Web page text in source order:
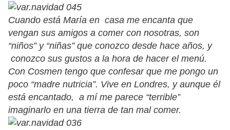
Cuando está María en casa me encanta que
vengan sus amigos a comer con nosotras, son
“niños” y “niñas” que conozco desde hace años, y
conozco sus gustos a la hora de hacer el menú.
Con Cosmen tengo que confesar que me pongo un
poco “madre nutricia”. Vive en Londres, y aunque él
está encantado, a mí me parece “terrible”
imaginarlo en una tierra de tan mal comer.